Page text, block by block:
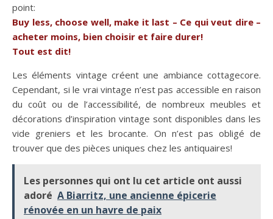
point:
Buy less, choose well, make it last – Ce qui veut dire –
acheter moins, bien choisir et faire durer!
Tout est dit!
Les éléments vintage créent une ambiance cottagecore.
Cependant, si le vrai vintage n’est pas accessible en raison
du coût ou de l’accessibilité, de nombreux meubles et
décorations d’inspiration vintage sont disponibles dans les
vide greniers et les brocante. On n’est pas obligé de
trouver que des pièces uniques chez les antiquaires!
Les personnes qui ont lu cet article ont aussi
adoré A Biarritz, une ancienne épicerie
rénovée en un havre de paix